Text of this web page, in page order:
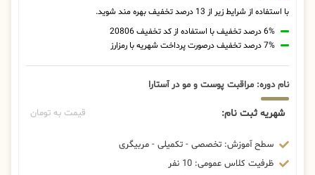
با استفاده از شرایط زیر از 13 درصد تخفیف بهره مند شوید.
6% درصد تخفیف با استفاده از کد تخفیف 20806
7% درصد تخفیف درصورت پرداخت شهریه با رمزارز
نام دوره: مراقبت پوست و مو در آستارا
شهریه ثبت نام: قیمت به تومان
سطح آموزش: تخصصی - تکمیلی - مربیگری
ظرفیت کلاس عمومی: 10 نفر